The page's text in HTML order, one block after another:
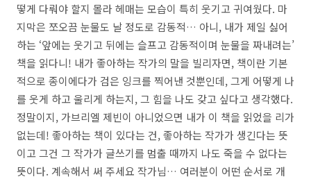
떻게 다뤄야 할지 몰라 헤매는 모습이 특히 웃기고 귀여웠다. 마
지막은 쪼오끔 눈물도 날 정도로 감동적… 아니, 내가 제일 싫어
하는 ‘앞에는 웃기고 뒤에는 슬프고 감동적이며 눈물을 짜내려는’
책을 읽다니! 내가 좋아하는 작가의 말을 빌리자면, 책이란 기본
적으로 종이에다가 검은 잉크를 찍어낸 것뿐인데, 그게 어떻게 나
를 웃게 하고 울리게 하는지, 그 힘을 나도 갖고 싶다고 생각했다.
정말이지, 가브리엘 제빈이 아니었으면 내가 이 책을 읽었을 리가
없는데! 좋아하는 책이 있다는 건, 좋아하는 작가가 생긴다는 뜻
이고 그건 그 작가가 글쓰기를 멈출 때까지 나도 죽을 수 없다는
뜻이다. 계속해서 써 주세요 작가님… 여러분이 어떤 순서로 개